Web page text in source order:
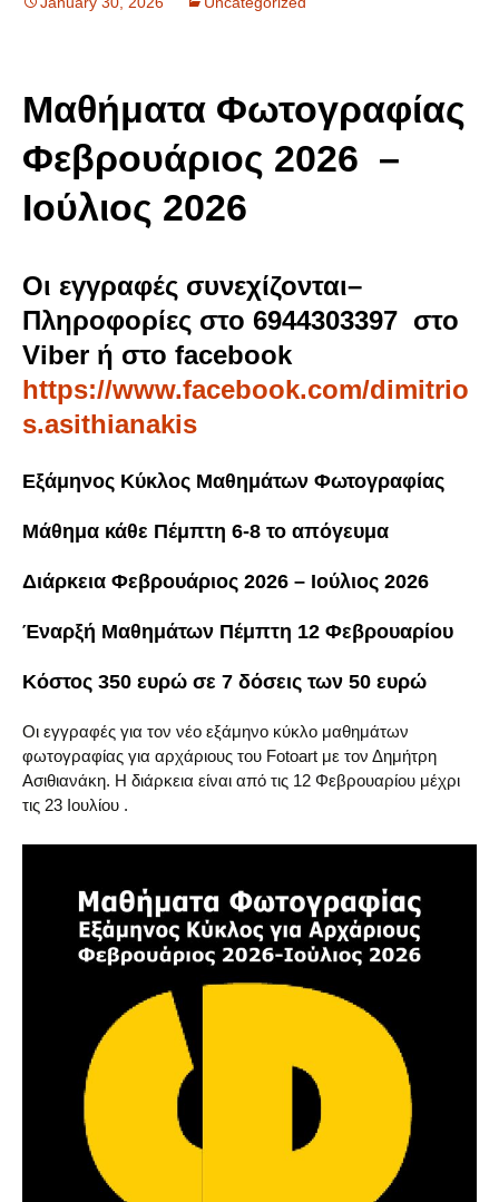
Μαθήματα Φωτογραφίας
Φεβρουάριος 2026 –
Ιούλιος 2026
Οι εγγραφές συνεχίζονται–
Πληροφορίες στο 6944303397 στο
Viber ή στο facebook
https://www.facebook.com/dimitrio
s.asithianakis
Εξάμηνος Κύκλος Μαθημάτων Φωτογραφίας
Μάθημα κάθε Πέμπτη 6-8 το απόγευμα
Διάρκεια Φεβρουάριος 2026 – Ιούλιος 2026
Έναρξή Μαθημάτων Πέμπτη 12 Φεβρουαρίου
Κόστος 350 ευρώ σε 7 δόσεις των 50 ευρώ
Οι εγγραφές για τον νέο εξάμηνο κύκλο μαθημάτων
φωτογραφίας για αρχάριους του Fotoart με τον Δημήτρη
Ασιθιανάκη. Η διάρκεια είναι από τις 12 Φεβρουαρίου μέχρι
τις 23 Ιουλίου .